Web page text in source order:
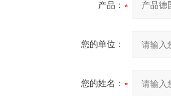
产品：
您的单位：
您的姓名：